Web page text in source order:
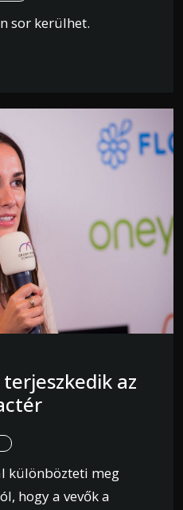
sor kerülhet.
az
különbözteti meg
hogy a vevők a